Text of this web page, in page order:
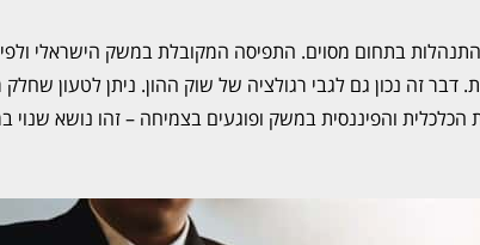
בתחום מסוים. התפיסה המקובלת במשק הישראלי ולפי
דבר זה נכון גם לגבי רגולציה של שוק ההון. ניתן לטעון
והפיננסית במשק ופוגעים בצמיחה – זהו נושא שנוי